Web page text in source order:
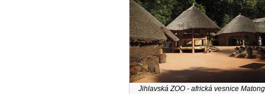
Jihlavská ZOO - africká vesnice